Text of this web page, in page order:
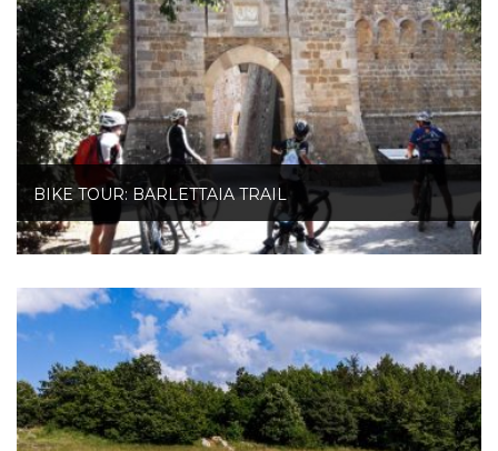
BIKE TOUR: BARLETTAIA TRAIL